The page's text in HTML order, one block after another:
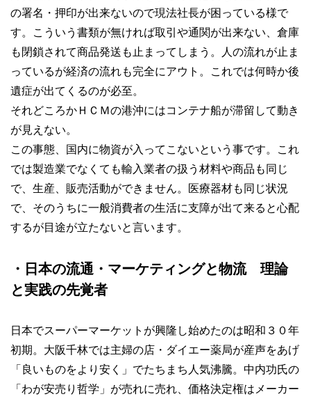
の署名・押印が出来ないので現法社長が困っている様で
す。こういう書類が無ければ取引や通関が出来ない、倉庫
も閉鎖されて商品発送も止まってしまう。人の流れが止ま
っているが経済の流れも完全にアウト。これでは何時か後
遺症が出てくるのが必至。
それどころかＨＣＭの港沖にはコンテナ船が滞留して動き
が見えない。
この事態、国内に物資が入ってこないという事です。これ
では製造業でなくても輸入業者の扱う材料や商品も同じ
で、生産、販売活動ができません。医療器材も同じ状況
で、そのうちに一般消費者の生活に支障が出て来ると心配
するが目途が立たないと言います。
・日本の流通・マーケティングと物流 理論
と実践の先覚者
日本でスーパーマーケットが興隆し始めたのは昭和３０年
初期。大阪千林では主婦の店・ダイエー薬局が産声をあげ
「良いものをより安く」でたちまち人気沸騰。中内功氏の
「わが安売り哲学」が売れに売れ、価格決定権はメーカー